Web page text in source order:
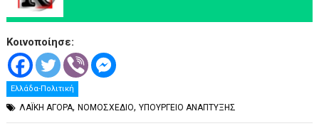
Κοινοποίησε:
Ελλάδα-Πολιτική
ΛΑΪΚΗ ΑΓΟΡΑ,ΝΟΜΟΣΧΕΔΙΟ,ΥΠΟΥΡΓΕΙΟ ΑΝΑΠΤΥΞΗΣ